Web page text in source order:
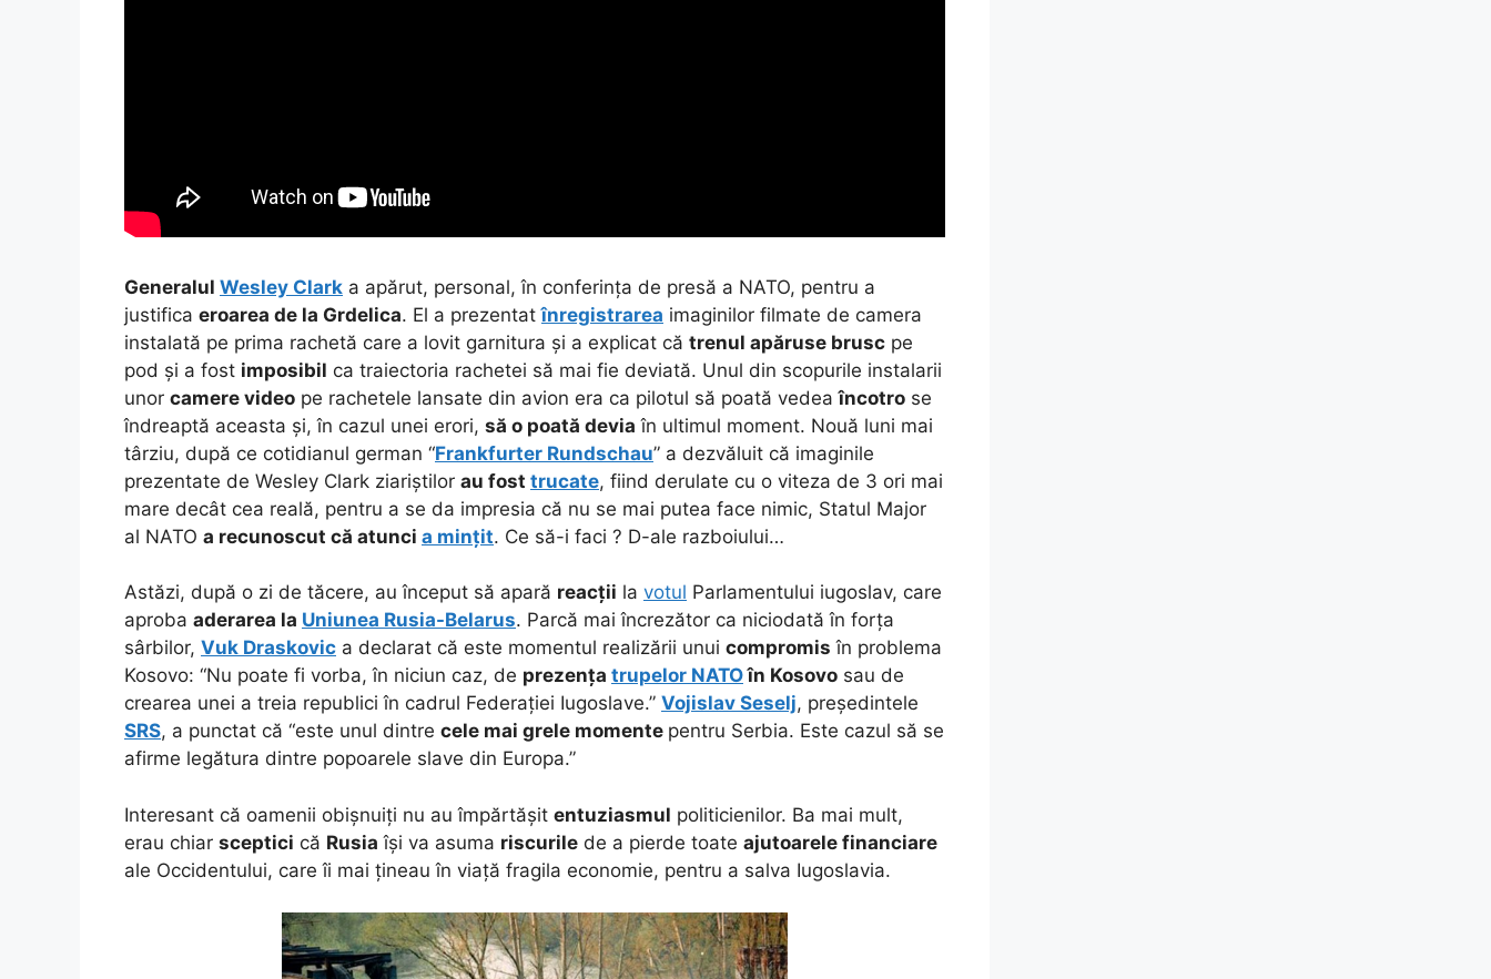
Generalul Wesley Clark a apărut, personal, în conferința de presă a NATO, pentru a
justifica eroarea de la Grdelica. El a prezentatînregistrarea imaginilor filmate de camera
instalată pe prima rachetă care a lovit garnitura și a explicat că trenul apăruse brusc pe
pod și a fost imposibil ca traiectoria rachetei să mai fie deviată. Unul din scopurile instalarii
unor camere video pe rachetele lansate din avion era ca pilotul să poată vedeaîncotro se
îndreaptă aceasta și, în cazul unei erori, să o poată devia în ultimul moment. Nouă luni mai
târziu, după ce cotidianul german “Frankfurter Rundschau” a dezvăluit că imaginile
prezentate de Wesley Clark ziariștilor au fost trucate, fiind derulate cu o viteza de 3 ori mai
mare decât cea reală, pentru a se da impresia că nu se mai putea face nimic, Statul Major
al NATO a recunoscut că atunci a mințit. Ce să-i faci ? D-ale razboiului…
Astăzi, după o zi de tăcere, au început să apară reacții la votul Parlamentului iugoslav, care
aproba aderarea la Uniunea Rusia-Belarus. Parcă mai încrezător ca niciodată în forța
sârbilor, Vuk Draskovic a declarat că este momentul realizării unui compromis în problema
Kosovo: “Nu poate fi vorba, în niciun caz, de prezența trupelor NATOîn Kosovo sau de
crearea unei a treia republici în cadrul Federației Iugoslave.” Vojislav Seselj, președintele
SRS, a punctat că “este unul dintre cele mai grele momente pentru Serbia. Este cazul să se
afirme legătura dintre popoarele slave din Europa.”
Interesant că oamenii obișnuiți nu au împărtășit entuziasmul politicienilor. Ba mai mult,
erau chiar sceptici că Rusia își va asuma riscurile de a pierde toate ajutoarele financiare
ale Occidentului, care îi mai țineau în viață fragila economie, pentru a salva Iugoslavia.